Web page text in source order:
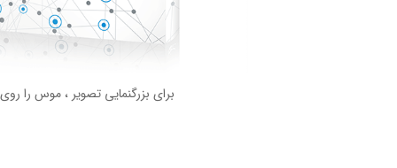
برای بزرگنمایی تصویر ، موس را